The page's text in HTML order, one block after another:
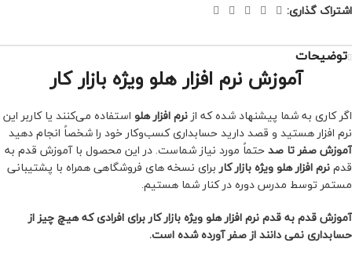
اشتراک گذاری:
توضیحات
آموزش نرم افزار هلو ویژه بازار کار
اگر کاری به شما پیشنهاد شده که ازنرم افزار هلو استفاده می‌کنند یا کاربر این
نرم‌ افزار هستید و قصد دارید حسابداری کسب‌و‌کار خود را شخصاً انجام دهید
آموزش صفر تا صدحتماً مورد نیاز شماست. در این محصول با آموزش قدم به
قدمنرم افزار هلو ویژه بازار کاربرای نسخه های فروشگاهی همراه با پشتیبانی
مستمر توسط مدرس دوره در کنار شما هستیم.
آموزش قدم به قدم نرم افزار هلو ویژه بازار کار برای افرادی که هیچ چیز از
حسابداری نمی دانند از صفر آورده شده است.